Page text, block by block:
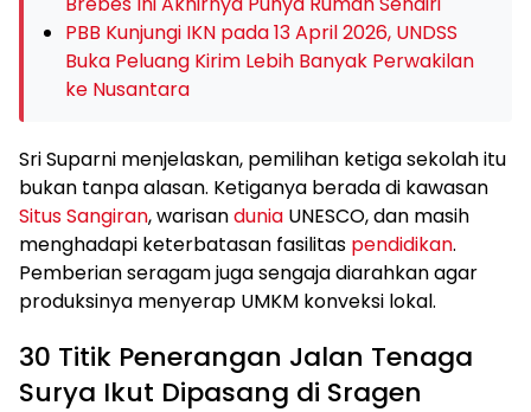
PBB Kunjungi IKN pada 13 April 2026, UNDSS
Buka Peluang Kirim Lebih Banyak Perwakilan
ke Nusantara
Sri Suparni menjelaskan, pemilihan ketiga sekolah itu
bukan tanpa alasan. Ketiganya berada di kawasan
Situs Sangiran, warisandunia UNESCO, dan masih
menghadapi keterbatasan fasilitas pendidikan.
Pemberian seragam juga sengaja diarahkan agar
produksinya menyerap UMKM konveksi lokal.
30 Titik Penerangan Jalan Tenaga
Surya Ikut Dipasang di Sragen